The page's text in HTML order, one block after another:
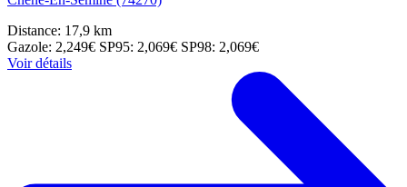
Distance: 17,9 km
Gazole: 2,249€ SP95: 2,069€ SP98: 2,069€
Voir détails